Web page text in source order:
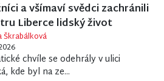
a všímaví svědci zachránili
Liberce lidský život
Škrabálková
chvíle se odehrály v ulici
kde byl na ze...